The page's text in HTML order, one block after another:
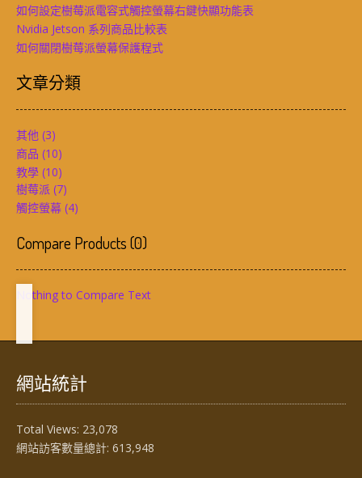
如何設定樹莓派電容式觸控螢幕右鍵快顯功能表
Nvidia Jetson 系列商品比較表
如何關閉樹莓派螢幕保護程式
文章分類
其他 (3)
商品 (10)
教學 (10)
樹莓派 (7)
觸控螢幕 (4)
Compare Products(0)
Nothing to Compare Text
網站統計
Total Views: 23,078
網站訪客數量總計: 613,948